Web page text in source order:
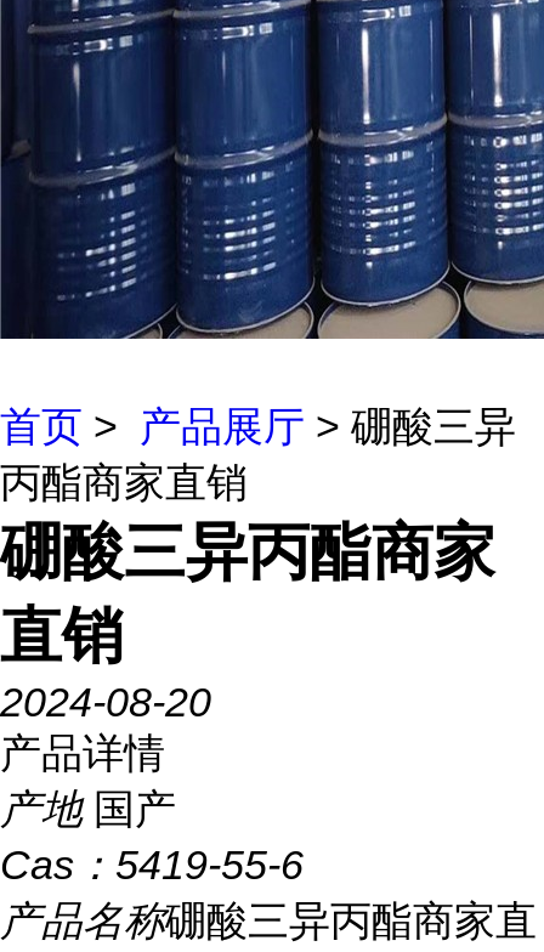
首页 > 产品展厅 > 硼酸三异
丙酯商家直销
硼酸三异丙酯商家
直销
2024-08-20
产品详情
产地 国产
Cas： 5419-55-6
产品名称硼酸三异丙酯商家直